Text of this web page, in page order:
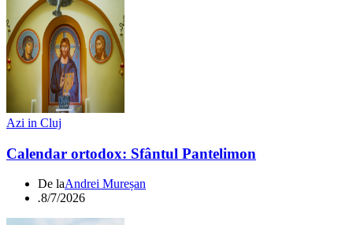
Azi in Cluj
Calendar ortodox: Sfântul Pantelimon
De laAndrei Mureșan
.8/7/2026